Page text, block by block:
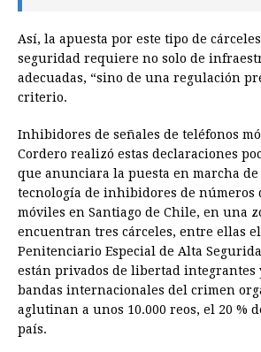
Así, la apuesta por este tipo de
seguridad requiere no solo de
adecuadas, “sino de una regulación
criterio.
Inhibidores de señales de teléfonos
Cordero realizó estas declaraciones
que anunciara la puesta en marcha
tecnología de inhibidores de números
móviles en Santiago de Chile, en una
encuentran tres cárceles, entre ellas
Penitenciario Especial de Alta
están privados de libertad integrantes
bandas internacionales del crimen
aglutinan a unos 10.000 reos, el 20 %
país.